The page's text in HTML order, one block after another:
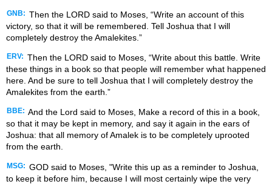
GNB: Then the LORD said to Moses, “Write an account of this
victory, so that it will be remembered. Tell Joshua that I will
completely destroy the Amalekites.”
ERV: Then the LORD said to Moses, “Write about this battle. Write
these things in a book so that people will remember what happened
here. And be sure to tell Joshua that I will completely destroy the
Amalekites from the earth.”
BBE: And the Lord said to Moses, Make a record of this in a book,
so that it may be kept in memory, and say it again in the ears of
Joshua: that all memory of Amalek is to be completely uprooted
from the earth.
MSG: GOD said to Moses, "Write this up as a reminder to Joshua,
to keep it before him, because I will most certainly wipe the very